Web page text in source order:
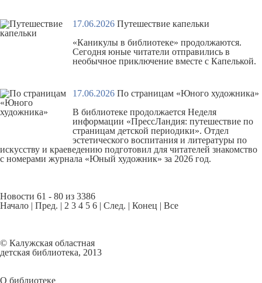
17.06.2026 Путешествие капельки
«Каникулы в библиотеке» продолжаются.
Сегодня юные читатели отправились в
необычное приключение вместе с Капелькой.
17.06.2026 По страницам «Юного художника»
В библиотеке продолжается Неделя
информации «ПрессЛандия: путешествие по
страницам детской периодики». Отдел
эстетического воспитания и литературы по
искусству и краеведению подготовил для читателей знакомство
с номерами журнала «Юный художник» за 2026 год.
Новости 61 - 80 из 3386
Начало | Пред. | 2 3 4 5 6 | След. | Конец | Все
© Калужская областная
детская библиотека, 2013
О библиотеке